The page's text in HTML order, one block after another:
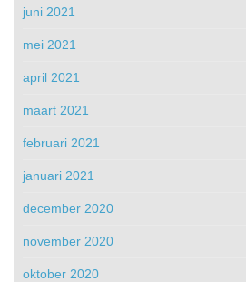
juni 2021
mei 2021
april 2021
maart 2021
februari 2021
januari 2021
december 2020
november 2020
oktober 2020